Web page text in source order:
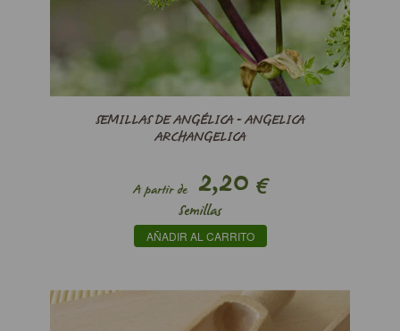
SEMILLAS DE ANGÉLICA - ANGELICA
ARCHANGELICA
A partir de2,20 €
Semillas
AÑADIR AL CARRITO